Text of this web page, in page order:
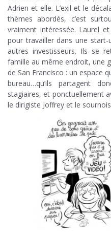
Adrien et elle. L’exil et le
thèmes abordés, c’est
vraiment intéressée. Laurel
pour travailler dans une start-
autres investisseurs. Ils se
famille au même endroit, une
de San Francisco : un espace
bureau…qu’ils partagent
stagiaires, et ponctuellement
le dirigiste Joffrey et le